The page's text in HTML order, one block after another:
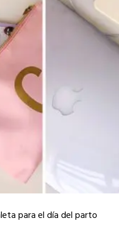
para el día del parto